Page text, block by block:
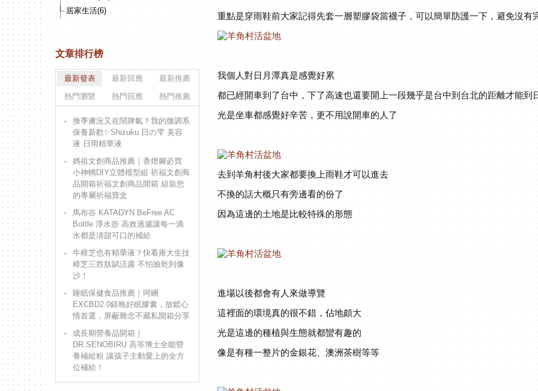
重點是穿雨鞋前大家記得先套一層塑膠袋當襪子，可以簡單防護一下，避免沒有
我個人對日月潭真是感覺好累
都已經開車到了台中，下了高速也還要開上一段幾乎是台中到台北的距離才能到
光是坐車都感覺好辛苦，更不用說開車的人了
去到羊角村後大家都要換上雨鞋才可以進去
不換的話大概只有旁邊看的份了
因為這邊的土地是比較特殊的形態
進場以後都會有人來做導覽
這裡面的環境真的很不錯，佔地頗大
光是這邊的種植與生態就都蠻有趣的
像是有種一整片的金銀花、澳洲茶樹等等
居家生活(6)
文章排行榜
最新發表 最新回應
最新推薦
熱門瀏覽
熱門回應 熱門推薦
換季膚況又在鬧脾氣？我的微調系
保養新歡✨Shizuku ⽇の雫 美容
液 日用精華液
媽祖文創商品推薦｜香燈腳必買
小神轎DIY立體模型組 祈福文創商
品開箱祈福文創商品開箱 組裝您
的專屬祈福寶盒
馬布谷 KATADYN BeFree AC
Bottle 淨水壺 高效過濾讓每一滴
水都是清甜可口的補給
牛樟芝也有精華液？快看雍大生技
樟芝三胜肽賦活露 不怕臉乾到像
沙！
睡眠保健食品推薦｜呵睏
EXCBD2.0鎂晚好眠膠囊，放鬆心
情首選，屏蔽雜念不藏私開箱分享
成長期營養品開箱｜
DR.SENOBIRU 高等博士全能營
養補給粉 讓孩子主動愛上的全方
位補給！